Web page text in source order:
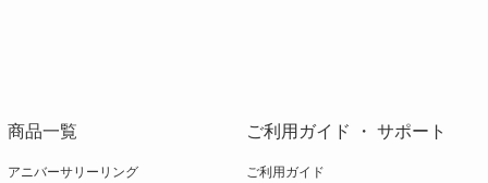
商品一覧
アニバーサリーリング
ご利用ガイド ・ サポート
ご利用ガイド